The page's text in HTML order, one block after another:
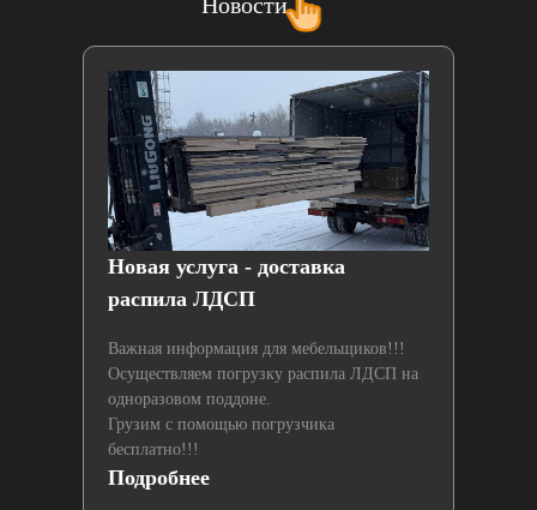
Новая услуга - доставка
распила ЛДСП
Важная информация для мебельщиков!!!
Осуществляем погрузку распила ЛДСП на
одноразовом поддоне.
Грузим с помощью погрузчика
бесплатно!!!
Подробнее